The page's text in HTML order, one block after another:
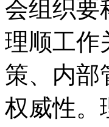
会组织要
理顺工作
策、内部
权威性。